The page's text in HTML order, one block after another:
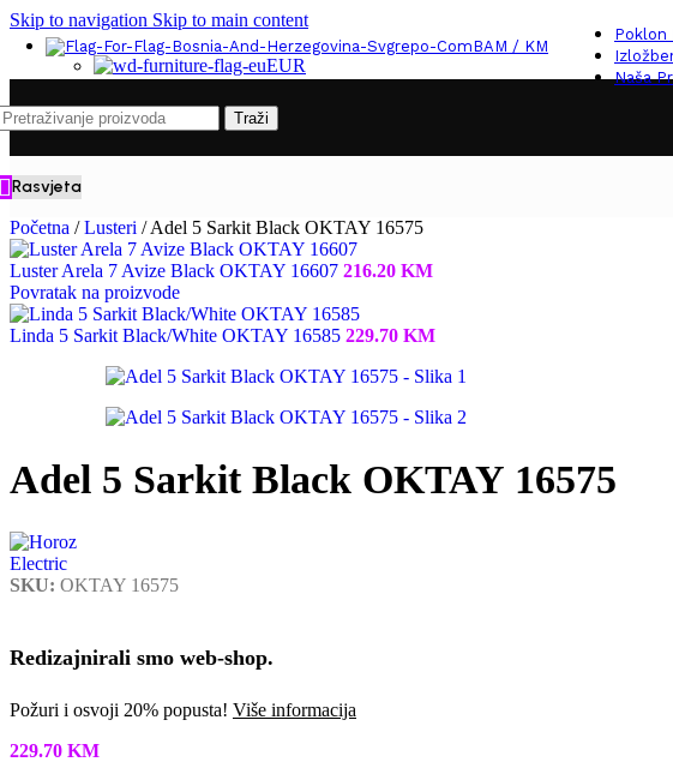
Skip to navigation Skip to main content
BAM / KM
EUR
Poklon
Naša
Traži
Rasvjeta
Početna / Lusteri / Adel 5 Sarkit Black OKTAY 16575
Luster Arela 7 Avize Black OKTAY 16607 216.20 KM
Povratak na proizvode
Linda 5 Sarkit Black/White OKTAY 16585 229.70 KM
Adel 5 Sarkit Black OKTAY 16575
SKU: OKTAY 16575
Redizajnirali smo web-shop.
Požuri i osvoji 20% popusta! Više informacija
229.70 KM